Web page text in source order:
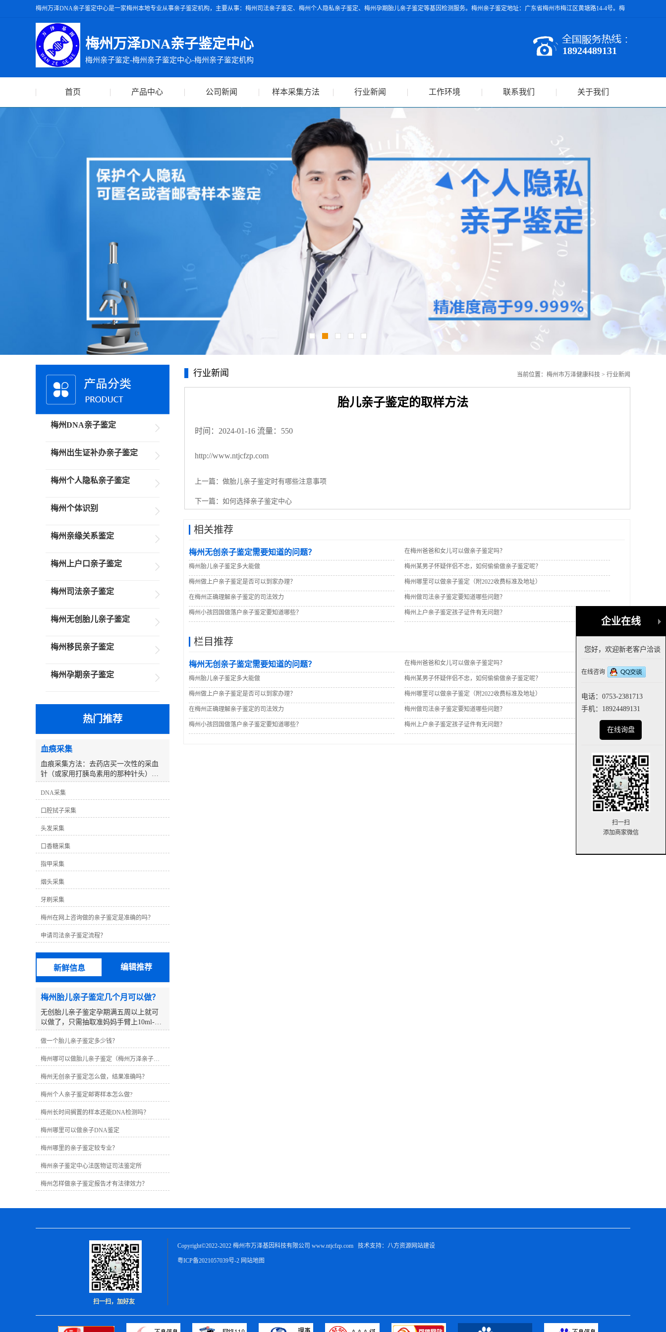
梅州万泽DNA亲子鉴定中心是一家梅州本地专业从事亲子鉴定机构，主要从事：梅州司法亲子鉴定、梅州个人隐私亲子鉴定、梅州孕期胎儿亲子鉴定等基因检测服务。梅州亲子鉴定地址：广东省梅州市梅江区黄塘路14-4号。梅
州万泽DNA亲子鉴定中心出具的亲子鉴定报告准确率达99.99%，出具的亲子鉴定报告可作为独立司法鉴定依据，全球通用。
梅州万泽DNA亲子鉴定中心
梅州亲子鉴定-梅州亲子鉴定中心-梅州亲子鉴定机构
18924489131
首页 产品中心 公司新闻 样本采集方法 行业新闻 工作环境 联系我们 关于我们
行业新闻 当前位置： 梅州市万泽健康科技 > 行业新闻
胎儿亲子鉴定的取样方法
时间：2024-01-16 流量：550
http://www.ntjcfzp.com
上一篇： 做胎儿亲子鉴定时有哪些注意事项
下一篇： 如何选择亲子鉴定中心
相关推荐
梅州无创亲子鉴定需要知道的问题？ 在梅州爸爸和女儿可以做亲子鉴定吗？
梅州胎儿亲子鉴定多大能做 梅州某男子怀疑伴侣不忠，如何偷偷做亲子鉴定呢？
梅州做上户亲子鉴定是否可以到家办理？ 梅州哪里可以做亲子鉴定（附2022收费标准及地址）
在梅州正确理解亲子鉴定的司法效力 梅州做司法亲子鉴定要知道哪些问题？
梅州小孩回国做落户亲子鉴定要知道哪些？ 梅州上户亲子鉴定孩子证件有无问题？
栏目推荐
梅州无创亲子鉴定需要知道的问题？ 在梅州爸爸和女儿可以做亲子鉴定吗？
梅州胎儿亲子鉴定多大能做 梅州某男子怀疑伴侣不忠，如何偷偷做亲子鉴定呢？
梅州做上户亲子鉴定是否可以到家办理？ 梅州哪里可以做亲子鉴定（附2022收费标准及地址）
在梅州正确理解亲子鉴定的司法效力 梅州做司法亲子鉴定要知道哪些问题？
梅州小孩回国做落户亲子鉴定要知道哪些？ 梅州上户亲子鉴定孩子证件有无问题？
梅州DNA亲子鉴定
梅州出生证补办亲子鉴定
梅州个人隐私亲子鉴定
梅州个体识别
梅州亲缘关系鉴定
梅州上户口亲子鉴定
梅州司法亲子鉴定
梅州无创胎儿亲子鉴定
梅州移民亲子鉴定
梅州孕期亲子鉴定
热门推荐
血痕采集
血痕采集方法：去药店买一次性的采血
针（或家用打胰岛素用的那种针头），
用采血针刺皮肤表面（孩子小可以采集
足跟部的血迹）准备棉签（棉签不可以
下，取2－3个棉签黄豆大小的血痕沾在
棉签上，让它自然阴干，先用干净的纸
巾包起来，然后装入纸质的信封袋中
（切记不能放塑料袋中密封），作好标
记后尽快送到或邮寄过来我们处理即
可。注意将不同的样本单独放置在不同
的纸制信封中，信封上标记清楚采集日
期、样本身份（如：父亲、孩子等）。
DNA采集
口腔拭子采集
头发采集
口香糖采集
指甲采集
烟头采集
牙刷采集
梅州在网上咨询做的亲子鉴定是准确的吗？
申请司法亲子鉴定流程？
新鲜信息 编辑推荐
梅州胎儿亲子鉴定几个月可以做？
无创胎儿亲子鉴定孕期满五周以上就可
以做了，只需抽取准妈妈手臂上10ml-
12ml静脉血作为胎儿样本，对胎儿没有
任何影响和伤害，是非常安全的，孕妈
咨询中心2018年开设至今，在梅州帮助
上万人解决亲子鉴定疑惑，是一家本地
化亲子鉴定咨询点，咨询范围有：无创
胎儿亲子鉴定，旁系亲缘鉴定、DNA身
份证等咨询。1、胎儿样本。羊水亲子鉴
定需要提供胎儿羊水样本，绒毛亲子鉴
定需要进行穿刺手术提供胎儿绒毛样
本，无创胎儿亲子鉴定需要提供孕妇手
是含有足量DNA信息的样本都可以，比
如血液、精液、指甲、毛发等。
做一个胎儿亲子鉴定多少钱？
梅州哪可以做胎儿亲子鉴定（梅州万泽亲子鉴定中心）
梅州无创亲子鉴定怎么做，结果准确吗？
梅州个人亲子鉴定邮寄样本怎么做?
梅州长时间搁置的样本还能DNA检测吗？
梅州哪里可以做亲子DNA鉴定
梅州哪里的亲子鉴定较专业？
梅州亲子鉴定中心法医物证司法鉴定所
梅州怎样做亲子鉴定报告才有法律效力？
扫一扫，加好友
Copyright©2022-2022 梅州市万泽基因科技有限公司 www.ntjcfzp.com   技术支持：八方资源网站建设
粤ICP备2021057039号-2 网站地图
企业在线
您好，欢迎新老客户洽谈
在线咨询
电话：0753-2381713
手机：18924489131
在线询盘
扫一扫
添加商家微信